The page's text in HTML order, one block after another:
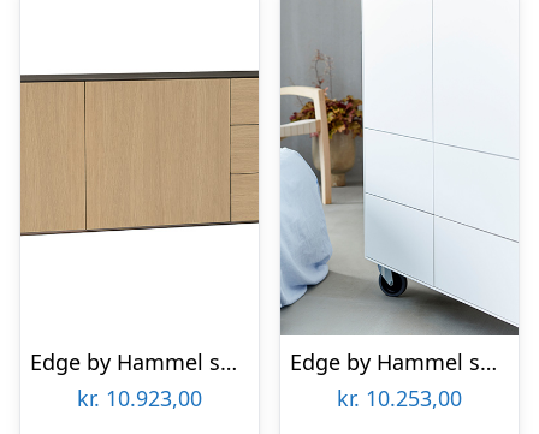
Edge by Hammel skænk 5
kr. 10.923,00
Edge by Hammel skænk 16
kr. 10.253,00